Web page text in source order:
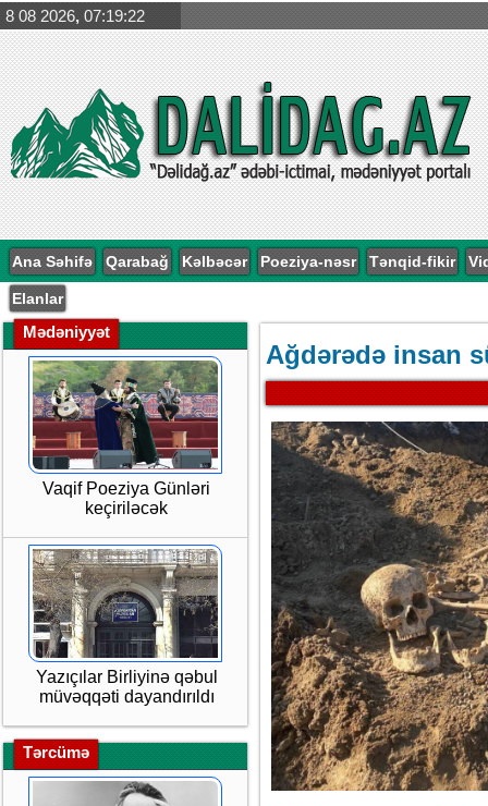
8 08 2026, 07:19:22
Ana Səhifə Qarabağ Kəlbəcər Poeziya-nəsr Tənqid-fikir
Elanlar
Mədəniyyət
Vaqif Poeziya Günləri
keçiriləcək
Yazıçılar Birliyinə qəbul
müvəqqəti dayandırıldı
Tərcümə
Ağdərədə insan